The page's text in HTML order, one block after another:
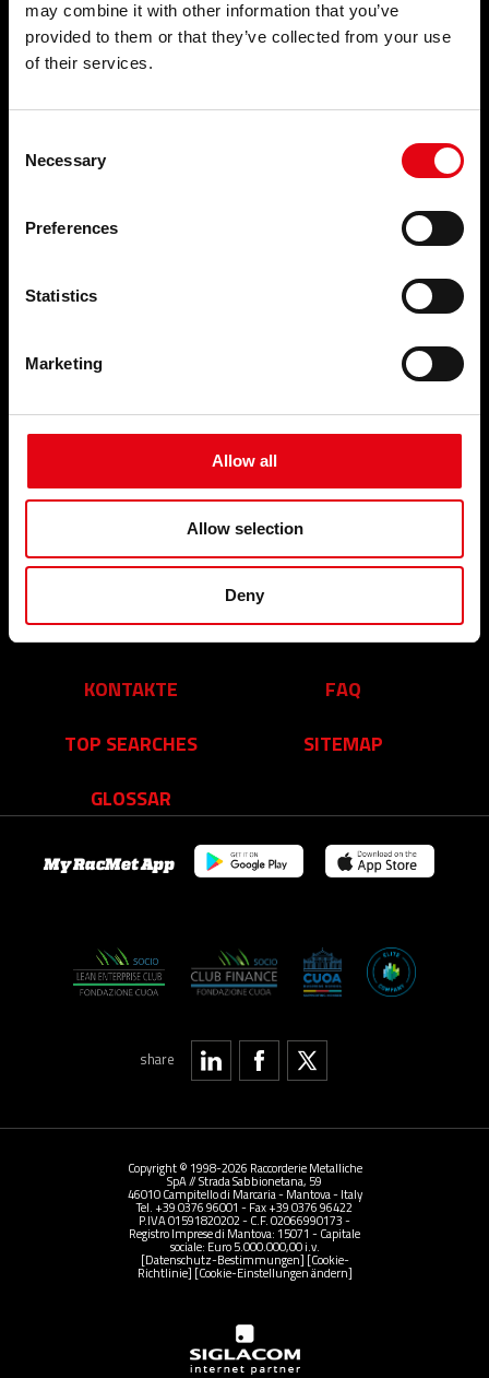
may combine it with other information that you’ve
provided to them or that they’ve collected from your use
of their services.
Selection
Necessary
Preferences
Statistics
Marketing
Allow all
Allow selection
Deny
Pressfitting-Systeme
Schweiβ und Gewindefittings
Abfluss-Systeme
Rohrbefestigungssysteme
Heizungskörper
Trinkwasser
Feuerlöschsysteme
Heizung
Solarwärmetechnik
Nachrichten & Neuigkeiten
VERANSTALTUNGEN
Veranstaltungen und
BETRIEB
Unsere Leistungen
Organisation
Youtube Video
Karriere
KONTAKTE
FAQ
TOP SEARCHES
SITEMAP
GLOSSAR
share
My RacMet App
Copyright © 1998-2026 Raccorderie Metalliche
SpA // Strada Sabbionetana, 59
46010 Campitello di Marcaria - Mantova - Italy
Tel. +39 0376 96001 - Fax +39 0376 96422
P.IVA 01591820202 - C.F. 02066990173 -
Registro Imprese di Mantova: 15071 - Capitale
sociale: Euro 5.000.000,00 i.v.
[Datenschutz-Bestimmungen] [Cookie-
Richtlinie] [Cookie-Einstellungen ändern]